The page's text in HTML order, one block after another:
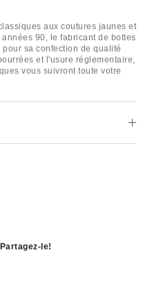
aux coutures jaunes et
90, le fabricant de bottes
sa confection de qualité
et l'usure réglementaire,
vous suivront toute votre
le!